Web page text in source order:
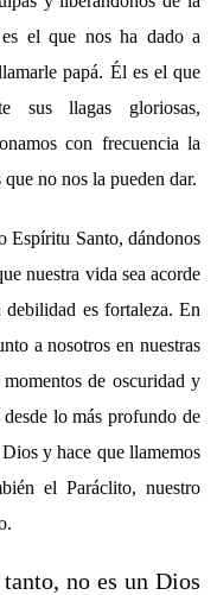
el que nos ha dado a
papá. Él es el que
sus llagas gloriosas,
con frecuencia la
no nos la pueden dar.
Espíritu Santo, dándonos
nuestra vida sea acorde
es fortaleza. En
a nosotros en nuestras
de oscuridad y
lo más profundo de
y hace que llamemos
el Paráclito, nuestro
no es un Dios